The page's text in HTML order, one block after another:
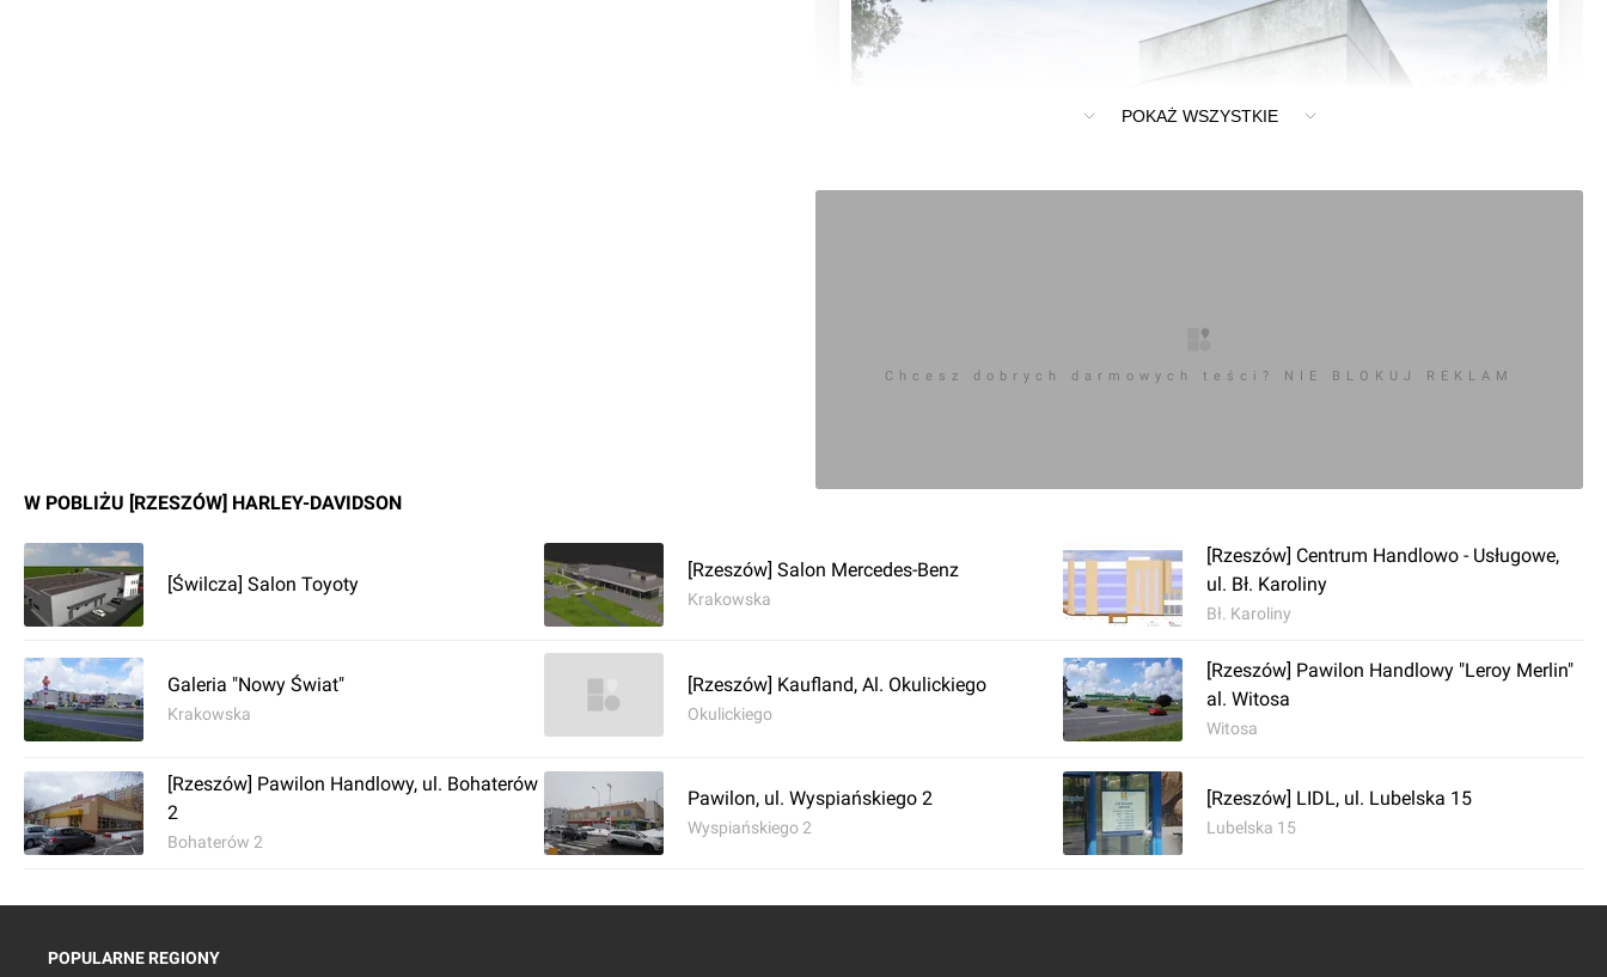
POKAŻ WSZYSTKIE
Chcesz dobrych darmowych teści? NIE BLOKUJ REKLAM
W POBLIŻU [RZESZÓW] HARLEY-DAVIDSON
[Świlcza] Salon Toyoty
[Rzeszów] Salon Mercedes-Benz
Krakowska
[Rzeszów] Centrum Handlowo - Usługowe,
ul. Bł. Karoliny
Bł. Karoliny
Galeria "Nowy Świat"
Krakowska
[Rzeszów] Kaufland, Al. Okulickiego
Okulickiego
[Rzeszów] Pawilon Handlowy "Leroy Merlin"
al. Witosa
Witosa
[Rzeszów] Pawilon Handlowy, ul. Bohaterów
2
Bohaterów 2
Pawilon, ul. Wyspiańskiego 2
Wyspiańskiego 2
[Rzeszów] LIDL, ul. Lubelska 15
Lubelska 15
POPULARNE REGIONY